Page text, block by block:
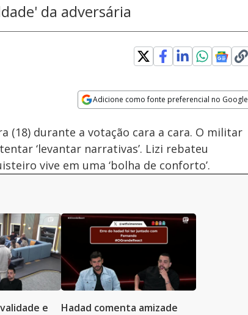
da adversária
Adicione como fonte preferencial no Google
Velocidade
(18) durante a votação cara a cara. O militar
‘levantar narrativas’. Lizi rebateu
vive em uma ‘bolha de conforto’.
e
Hadad comenta amizade